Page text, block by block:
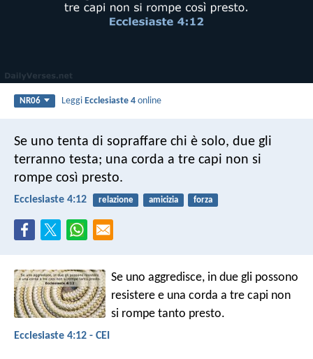
NR06 LeggiEcclesiaste 4 online
Se uno tenta di sopraffare chi è solo, due gli
terranno testa; una corda a tre capi non si
rompe così presto.
Ecclesiaste 4:12 relazione amicizia forza
Se uno aggredisce, in due gli possono
resistere e una corda a tre capi non
si rompe tanto presto.
Ecclesiaste 4:12 - CEI